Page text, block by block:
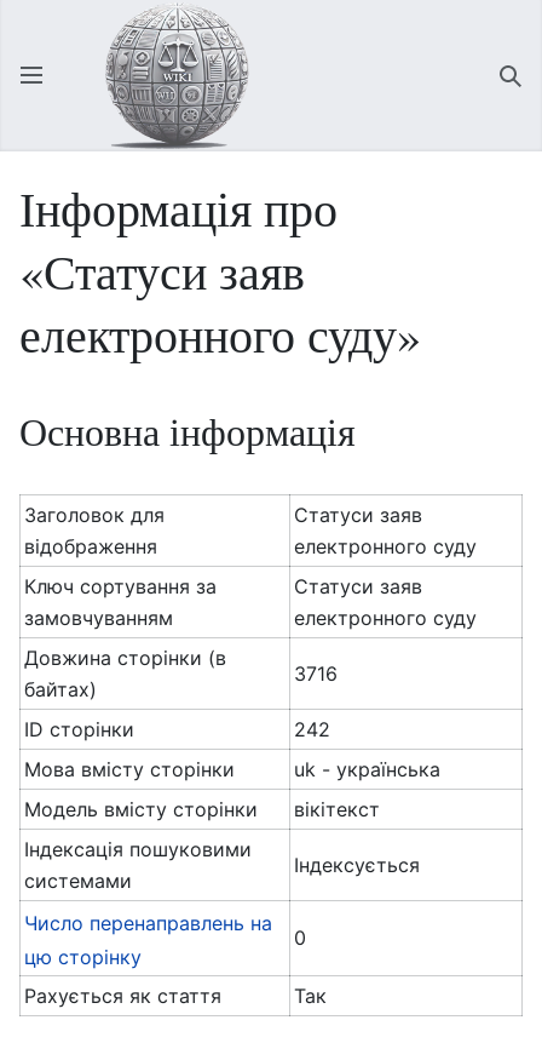
Відкрити головне меню
Інформація про
«Статуси заяв
електронного суду»
Основна інформація
Заголовок для
відображення
Статуси заяв
електронного суду
Ключ сортування за
замовчуванням
Статуси заяв
електронного суду
Довжина сторінки (в
байтах)
3716
ID сторінки
242
Мова вмісту сторінки
uk - українська
Модель вмісту сторінки
вікітекст
Індексація пошуковими
системами
Індексується
Число перенаправлень на
цю сторінку
0
Рахується як стаття Так